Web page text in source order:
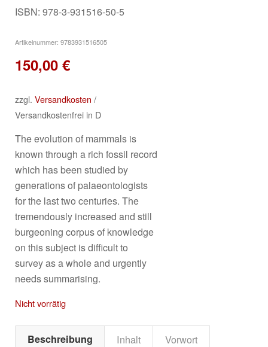
ISBN: 978-3-931516-50-5
Artikelnummer: 9783931516505
150,00 €
zzgl. Versandkosten /
Versandkostenfrei in D
The evolution of mammals is
known through a rich fossil record
which has been studied by
generations of palaeontologists
for the last two centuries. The
tremendously increased and still
burgeoning corpus of knowledge
on this subject is difficult to
survey as a whole and urgently
needs summarising.
Nicht vorrätig
Beschreibung Inhalt
Vorwort